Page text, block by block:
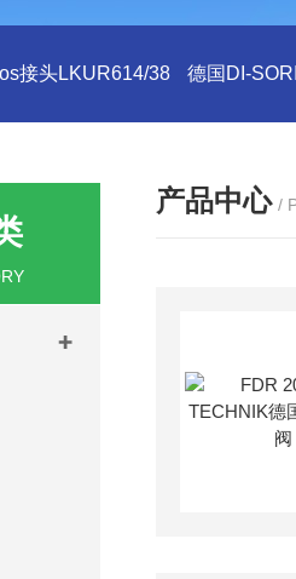
接头LKUR614/38 德国DI-
产品中心 /